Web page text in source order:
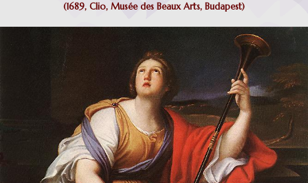
(1689, Clio, Musée des Beaux Arts, Budapest)